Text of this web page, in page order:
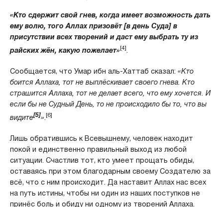
«Кто сдержит свой гнев, когда имеет возможность дать
ему волю, того Аллах призовёт [в день Суда] в
присутствии всех творений и даст ему выбрать ту из
райских жён, какую пожелает»[4].
Сообщается, что Умар ибн аль-Хаттаб сказал: «Кто
боится Аллаха, тот не выплёскивает своего гнева. Кто
страшится Аллаха, тот не делает всего, что ему хочется. И
если бы не Судный День, то не происходило бы то, что вы
видите[5]».[6]
Лишь обратившись к Всевышнему, человек находит
покой и единственно правильный выход из любой
ситуации. Счастлив тот, кто умеет прощать обиды,
оставаясь при этом благодарным своему Создателю за
всё, что с ним происходит. Да наставит Аллах нас всех
на путь истины, чтобы ни один из наших поступков не
принёс боль и обиду ни одному из творений Аллаха.